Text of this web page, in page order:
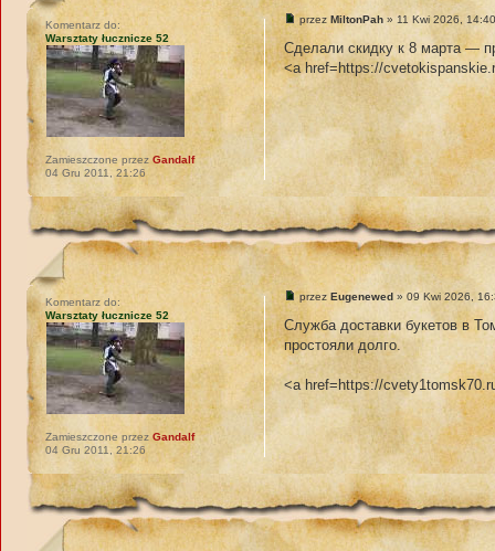
przezMiltonPah » 11 Kwi 2026,
Сделали скидку к 8 марта —
<a href=https://
Komentarz do:
Warsztaty łucznicze 52
Zamieszczone przezGandalf
04 Gru 2011, 21:26
przezEugenewed » 09 Kwi 2026,
Служба доставки букетов в
простояли долго.
<a href=https://
Komentarz do:
Warsztaty łucznicze 52
Zamieszczone przezGandalf
04 Gru 2011, 21:26